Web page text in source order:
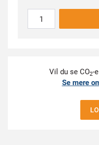
Vil du se CO2-
Se mere